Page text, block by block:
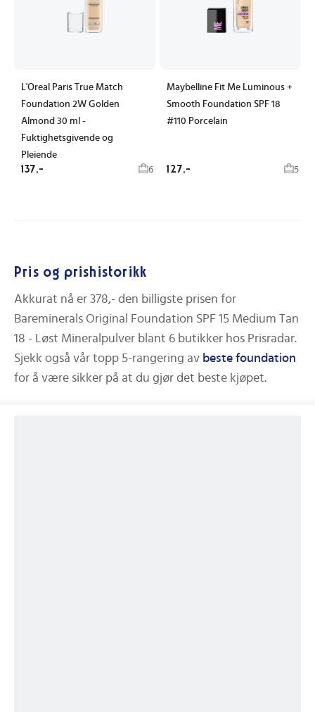
L'Oreal Paris True Match
Foundation 2W Golden
Almond 30 ml -
Fuktighetsgivende og
Pleiende
137,- 6
Maybelline Fit Me Luminous +
Smooth Foundation SPF 18
#110 Porcelain
127,- 5
Pris og prishistorikk
Akkurat nå er 378,- den billigste prisen for
Bareminerals Original Foundation SPF 15 Medium Tan
18 - Løst Mineralpulver blant 6 butikker hos Prisradar.
Sjekk også vår topp 5-rangering av beste foundation
for å være sikker på at du gjør det beste kjøpet.